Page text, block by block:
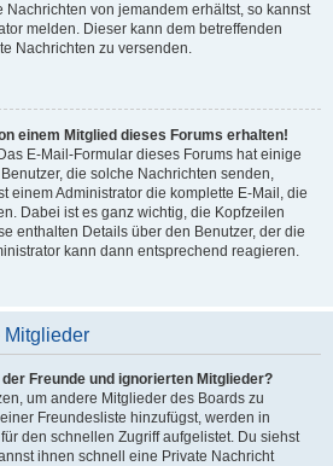
von jemandem erhältst, so kannst
melden. Dieser kann dem betreffenden
Nachrichten zu versenden.
einem Mitglied dieses Forums erhalten!
E-Mail-Formular dieses Forums hat einige
die solche Nachrichten senden,
einem Administrator die komplette E-Mail, die
Dabei ist es ganz wichtig, die Kopfzeilen
enthalten Details über den Benutzer, der die
kann dann entsprechend reagieren.
Mitglieder
Freunde und ignorierten Mitglieder?
um andere Mitglieder des Boards zu
Freundesliste hinzufügst, werden in
den schnellen Zugriff aufgelistet. Du siehst
ihnen schnell eine Private Nachricht